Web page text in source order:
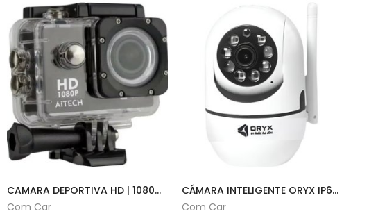
CAMARA DEPORTIVA HD | 1080p AITECH
Com Car
CÁMARA INTELIGENTE ORYX IP66 | OR-1115JK
Com Car